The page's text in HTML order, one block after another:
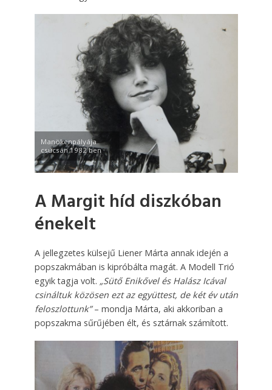
Manökenpályája
csúcsán 1982 ben
A Margit híd diszkóban
énekelt
A jellegzetes külsejű Liener Márta annak idején a
popszakmá­ban is kipróbálta magát. A Modell Trió
egyik tagja volt. „Sütő Enikővel és Halász Icával
csináltuk közösen ezt az együttest, de két év után
feloszlottunk”– mondja Márta, aki akkoriban a
popszakma sűrűjében élt, és sztárnak számított.